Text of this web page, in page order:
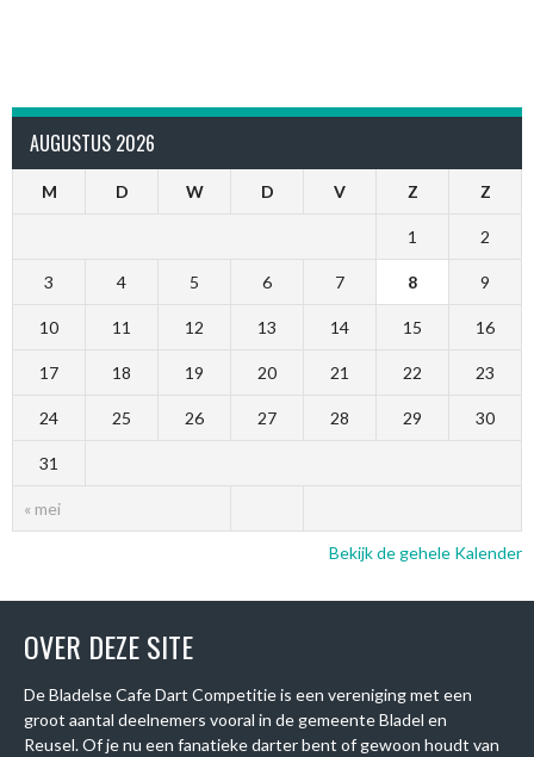
AUGUSTUS 2026
M D W D V Z Z
« mei
1 2
3 4 5 6 7 8 9
10 11 12 13 14 15 16
17 18 19 20 21 22 23
24 25 26 27 28 29 30
31
Bekijk de gehele Kalender
OVER DEZE SITE
De Bladelse Cafe Dart Competitie is een vereniging met een
groot aantal deelnemers vooral in de gemeente Bladel en
Reusel. Of je nu een fanatieke darter bent of gewoon houdt van